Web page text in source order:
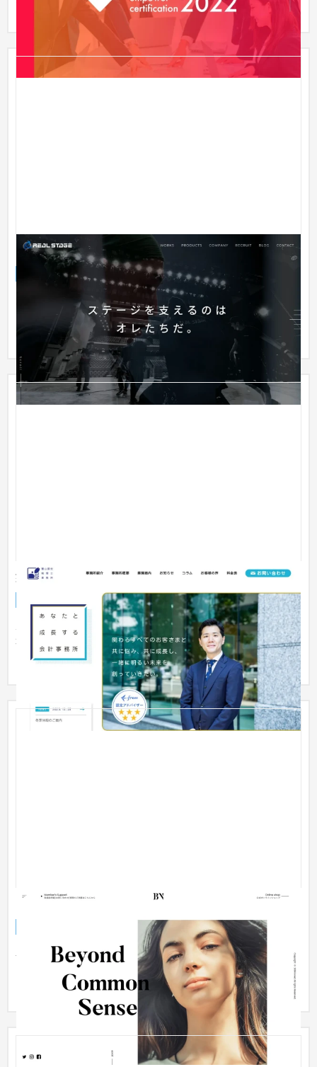
リアルステージ株式会社
ブランドサイト 芸能・アーティスト・音楽 101〜150万円
大道具を中心とした舞台に関連する専門的なサービスを提供す
る企業、リアルステージ株式会社様のコーポレートサイト制作
を担当し...
蟹山昇宏税理士事務所
税理士・会計士 51〜100万円
ホームページのリニューアルでご依頼をいただきました。 低予
算でデザインが古くなったホームページを今風にリニューアル
したい...
B next
美容室・サロン 201〜300万円
名古屋の美容メーカーB nextのwebサイトをリニューアル。新
しいビジュアルでのリブランディングを行い、商品の見やす
さ、オンラ...